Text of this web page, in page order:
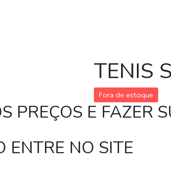
TENIS
Fora de estoque
PREÇOS E FAZER
ENTRE NO SITE